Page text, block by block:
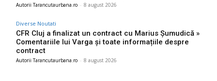
Autorii Tarancutaurbana.ro - 8 august 2026
Diverse Noutati
CFR Cluj a finalizat un contract cu Marius Șumudică »
Comentariile lui Varga și toate informațiile despre
contract
Autorii Tarancutaurbana.ro - 8 august 2026